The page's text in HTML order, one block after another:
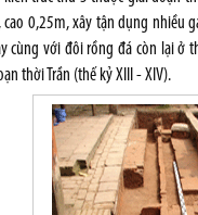
0,25m, xây tận dụng nhiều
cùng với đôi rồng đá còn lại ở
thời Trần (thế kỷ XIII - XIV).